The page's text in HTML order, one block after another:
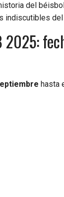
del
indiscutibles
2025:
hasta